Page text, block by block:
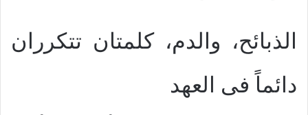
الذبائح، والدم، كلمتان تتكرران
دائماً فى العهد